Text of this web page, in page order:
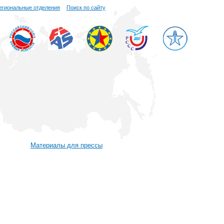
отделения Поиск по сайту
Материалы для прессы